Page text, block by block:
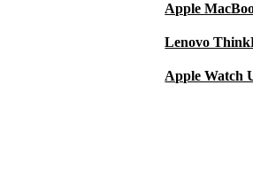
Apple
Lenovo
Apple Watch